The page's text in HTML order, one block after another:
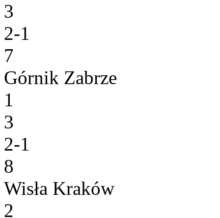
3
2-1
7
Górnik Zabrze
1
3
2-1
8
Wisła Kraków
2